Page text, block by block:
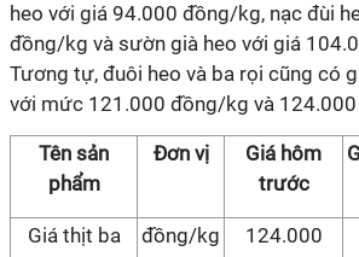
heo với giá 94.000 đồng/kg, nạc đùi
đồng/kg và sườn già heo với giá
Tương tự, đuôi heo và ba rọi cũng có
với mức 121.000 đồng/kg và
Tên sản
phẩm
Đơn vị
Giá hôm
trước
Giá thịt ba
đồng/kg 124.000